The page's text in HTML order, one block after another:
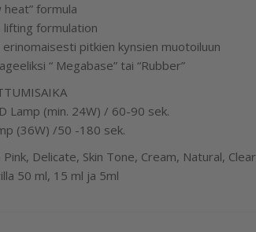
heat” formula
lifting formulation
erinomaisesti pitkien kynsien muotoiluun
“ Megabase” tai “Rubber”
Lamp (min. 24W) / 60-90 sek.
(36W) /50 -180 sek.
Pink, Delicate, Skin Tone, Cream, Natural, Clear
50 ml, 15 ml ja 5ml